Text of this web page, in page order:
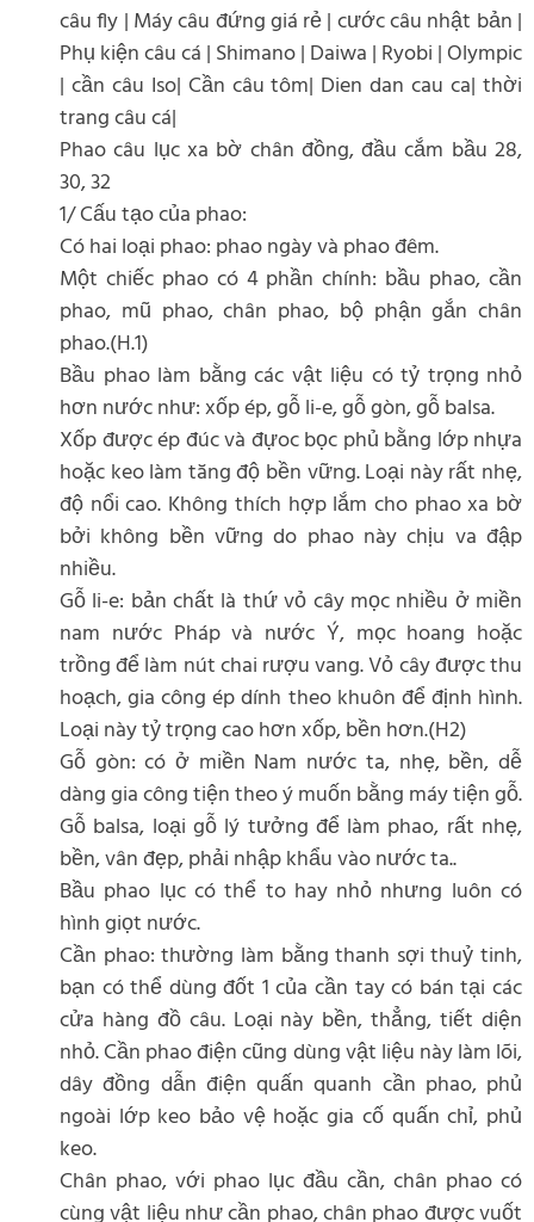
câu fly | Máy câu đứng giá rẻ | cước câu nhật bản |
Phụ kiện câu cá | Shimano | Daiwa | Ryobi | Olympic
| cần câu Iso| Cần câu tôm| Dien dan cau ca| thời
trang câu cá|
Phao câu lục xa bờ chân đồng, đầu cắm bầu 28,
30, 32
1/ Cấu tạo của phao:
Có hai loại phao: phao ngày và phao đêm.
Một chiếc phao có 4 phần chính: bầu phao, cần
phao, mũ phao, chân phao, bộ phận gắn chân
phao.(H.1)
Bầu phao làm bằng các vật liệu có tỷ trọng nhỏ
hơn nước như: xốp ép, gỗ li-e, gỗ gòn, gỗ balsa.
Xốp được ép đúc và đựoc bọc phủ bằng lớp nhựa
hoặc keo làm tăng độ bền vững. Loại này rất nhẹ,
độ nổi cao. Không thích hợp lắm cho phao xa bờ
bởi không bền vững do phao này chịu va đập
nhiều.
Gỗ li-e: bản chất là thứ vỏ cây mọc nhiều ở miền
nam nước Pháp và nước Ý, mọc hoang hoặc
trồng để làm nút chai rượu vang. Vỏ cây được thu
hoạch, gia công ép dính theo khuôn để định hình.
Loại này tỷ trọng cao hơn xốp, bền hơn.(H2)
Gỗ gòn: có ở miền Nam nước ta, nhẹ, bền, dễ
dàng gia công tiện theo ý muốn bằng máy tiện gỗ.
Gỗ balsa, loại gỗ lý tưởng để làm phao, rất nhẹ,
bền, vân đẹp, phải nhập khẩu vào nước ta..
Bầu phao lục có thể to hay nhỏ nhưng luôn có
hình giọt nước.
Cần phao: thường làm bằng thanh sợi thuỷ tinh,
bạn có thể dùng đốt 1 của cần tay có bán tại các
cửa hàng đồ câu. Loại này bền, thẳng, tiết diện
nhỏ. Cần phao điện cũng dùng vật liệu này làm lõi,
dây đồng dẫn điện quấn quanh cần phao, phủ
ngoài lớp keo bảo vệ hoặc gia cố quấn chỉ, phủ
keo.
Chân phao, với phao lục đầu cần, chân phao có
cùng vật liệu như cần phao, chân phao được vuốt